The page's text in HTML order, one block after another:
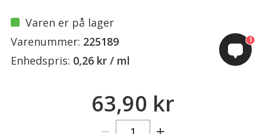
Varen er på lager
Varenummer: 225189
Enhedspris: 0,26 kr / ml
63,90 kr
1